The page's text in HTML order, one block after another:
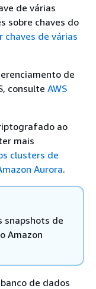
de várias
sobre chaves do
chaves de várias
de
consulte AWS
ao
mais
clusters de
Aurora.
snapshots de
Amazon
de dados